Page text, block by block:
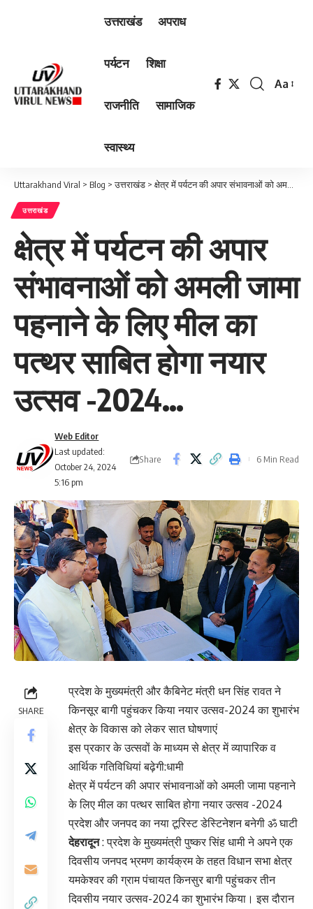
उत्तराखंड अपराध
पर्यटन शिक्षा
राजनीति सामाजिक
स्वास्थ्य
Font
Aa
Uttarakhand Viral > Blog >उत्तराखंड > क्षेत्र में पर्यटन की अपार संभावनाओं को अमली जामा पहनाने के लिए मील का पत्थर साबित होगा नयार उत्सव -2024…
उत्तराखंड
क्षेत्र में पर्यटन की अपार
संभावनाओं को अमली जामा
पहनाने के लिए मील का
पत्थर साबित होगा नयार
उत्सव -2024…
Last updated:
October 24, 2024
5:16 pm
Web Editor
Share 6 Min Read
SHARE
प्रदेश के मुख्यमंत्री और कैबिनेट मंत्री धन सिंह रावत ने
किनसूर बागी पहुंचकर किया नयार उत्सव-2024 का शुभारंभ
क्षेत्र के विकास को लेकर सात घोषणाएं
इस प्रकार के उत्सवों के माध्यम से क्षेत्र में व्यापारिक व
आर्थिक गतिविधियां बढ़ेगी:धामी
क्षेत्र में पर्यटन की अपार संभावनाओं को अमली जामा पहनाने
के लिए मील का पत्थर साबित होगा नयार उत्सव -2024
प्रदेश और जनपद का नया टूरिस्ट डेस्टिनेशन बनेगी ॐ घाटी
देहरादून: प्रदेश के मुख्यमंत्री पुष्कर सिंह धामी ने अपने एक
दिवसीय जनपद भ्रमण कार्यक्रम के तहत विधान सभा क्षेत्र
यमकेश्वर की ग्राम पंचायत किनसुर बागी पहुंचकर तीन
दिवसीय नयार उत्सव-2024 का शुभारंभ किया। इस दौरान